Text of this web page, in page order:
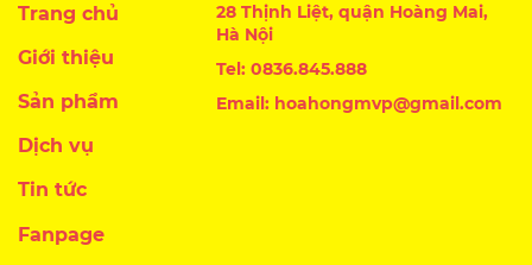
Trang chủ
Giới thiệu
Sản phẩm
Dịch vụ
Tin tức
28 Thịnh Liệt, quận Hoàng Mai,
Hà Nội
Tel: 0836.845.888
Email: hoahongmvp@gmail.com
Fanpage